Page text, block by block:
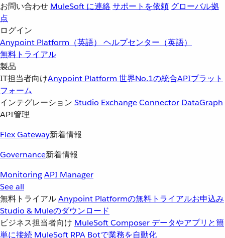
お問い合わせ MuleSoft に連絡サポートを依頼 グローバル拠
点
ログイン
Anypoint Platform（英語） ヘルプセンター（英語）
無料トライアル
製品
IT担当者向けAnypoint Platform 世界No.1の統合APIプラット
フォーム
インテグレーション Studio ExchangeConnector DataGraph
API管理
Flex Gateway新着情報
Governance新着情報
MonitoringAPI Manager
See all
無料トライアルAnypoint Platformの無料トライアルお申込み
Studio & Muleのダウンロード
ビジネス担当者向け MuleSoft Composer データやアプリと簡
単に接続 MuleSoft RPA Botで業務を自動化